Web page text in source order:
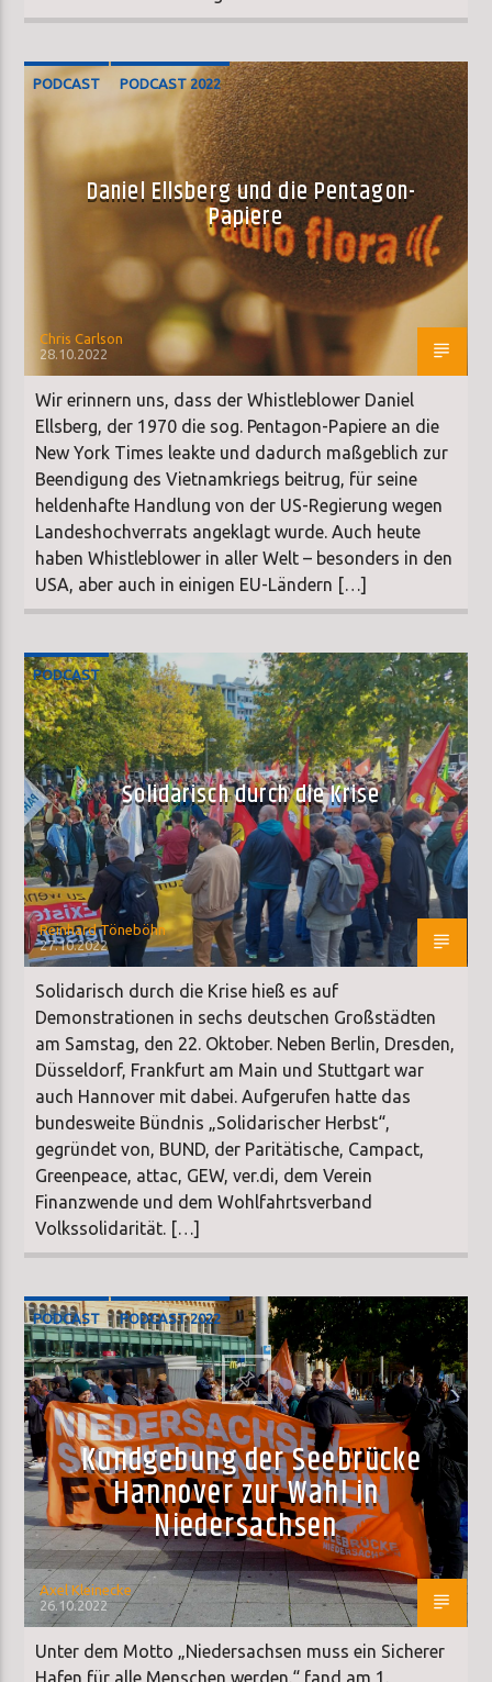
PODCAST PODCAST 2022
Daniel Ellsberg und die Pentagon-
Papiere
Chris Carlson
28.10.2022
Wir erinnern uns, dass der Whistleblower Daniel
Ellsberg, der 1970 die sog. Pentagon-Papiere an die
New York Times leakte und dadurch maßgeblich zur
Beendigung des Vietnamkriegs beitrug, für seine
heldenhafte Handlung von der US-Regierung wegen
Landeshochverrats angeklagt wurde. Auch heute
haben Whistleblower in aller Welt – besonders in den
USA, aber auch in einigen EU-Ländern […]
PODCAST
Solidarisch durch die Krise
Reinhard Töneböhn
27.10.2022
Solidarisch durch die Krise hieß es auf
Demonstrationen in sechs deutschen Großstädten
am Samstag, den 22. Oktober. Neben Berlin, Dresden,
Düsseldorf, Frankfurt am Main und Stuttgart war
auch Hannover mit dabei. Aufgerufen hatte das
bundesweite Bündnis „Solidarischer Herbst“,
gegründet von, BUND, der Paritätische, Campact,
Greenpeace, attac, GEW, ver.di, dem Verein
Finanzwende und dem Wohlfahrtsverband
Volkssolidarität. […]
PODCAST PODCAST 2022
Kundgebung der Seebrücke
Hannover zur Wahl in
Niedersachsen
Axel Kleinecke
26.10.2022
Unter dem Motto „Niedersachsen muss ein Sicherer
Hafen für alle Menschen werden.“ fand am 1.